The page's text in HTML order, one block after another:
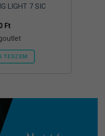
LIGHT 7 SIC
Ft
TESZEM